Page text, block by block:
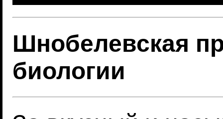
Шнобелевская
биологии